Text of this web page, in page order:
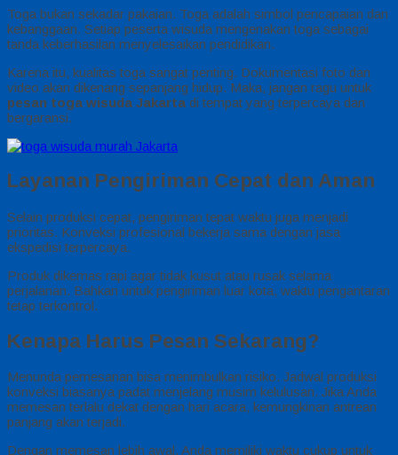
Toga bukan sekadar pakaian. Toga adalah simbol pencapaian dan
kebanggaan. Setiap peserta wisuda mengenakan toga sebagai
tanda keberhasilan menyelesaikan pendidikan.
Karena itu, kualitas toga sangat penting. Dokumentasi foto dan
video akan dikenang sepanjang hidup. Maka, jangan ragu untuk
pesan toga wisuda Jakarta di tempat yang terpercaya dan
bergaransi.
Layanan Pengiriman Cepat dan Aman
Selain produksi cepat, pengiriman tepat waktu juga menjadi
prioritas. Konveksi profesional bekerja sama dengan jasa
ekspedisi terpercaya.
Produk dikemas rapi agar tidak kusut atau rusak selama
perjalanan. Bahkan untuk pengiriman luar kota, waktu pengantaran
tetap terkontrol.
Kenapa Harus Pesan Sekarang?
Menunda pemesanan bisa menimbulkan risiko. Jadwal produksi
konveksi biasanya padat menjelang musim kelulusan. Jika Anda
memesan terlalu dekat dengan hari acara, kemungkinan antrean
panjang akan terjadi.
Dengan memesan lebih awal, Anda memiliki waktu cukup untuk